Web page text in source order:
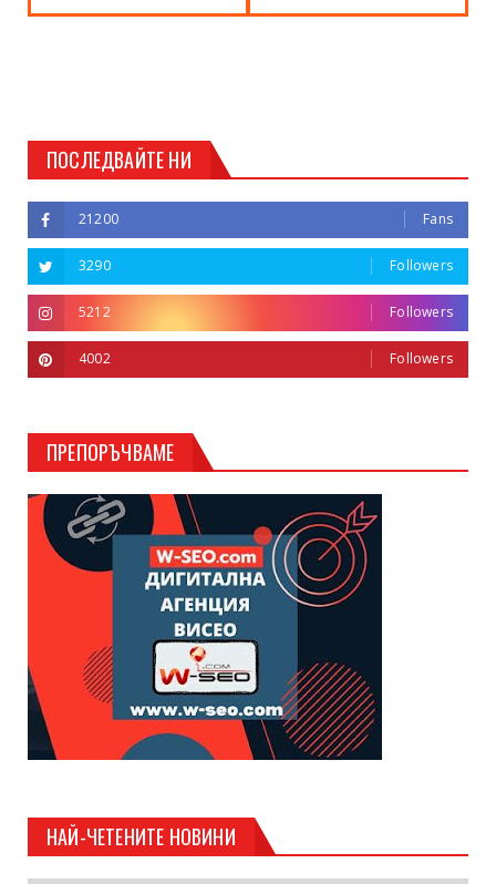
ПОСЛЕДВАЙТЕ НИ
21200 Fans
3290 Followers
5212 Followers
4002 Followers
ПРЕПОРЪЧВАМЕ
НАЙ-ЧЕТЕНИТЕ НОВИНИ